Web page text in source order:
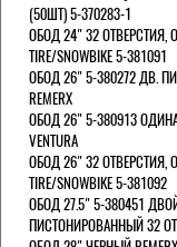
(50ШТ) 5-370283-1
ОБОД 24" 32 ОТВЕРСТИЯ,
TIRE/SNOWBIKE 5-381091
ОБОД 26" 5-380272 ДВ.
REMERX
ОБОД 26" 5-380913
VENTURA
ОБОД 26" 32 ОТВЕРСТИЯ,
TIRE/SNOWBIKE 5-381092
ОБОД 27.5" 5-380451
ПИСТОНИРОВАННЫЙ 32